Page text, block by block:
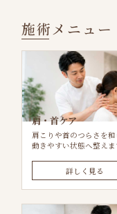
施術メニュー
肩・首ケア
肩こりや首のつらさを和
動きやすい状態へ整えま
詳しく見る